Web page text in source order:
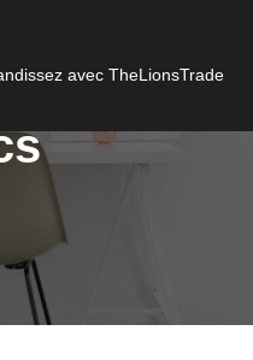
avec TheLionsTrade
Ligne